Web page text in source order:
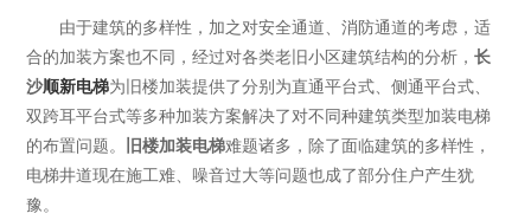
由于建筑的多样性，加之对安全通道、消防通道的考虑，适
合的加装方案也不同，经过对各类老旧小区建筑结构的分析，长
沙顺新电梯为旧楼加装提供了分别为直通平台式、侧通平台式、
双跨耳平台式等多种加装方案解决了对不同种建筑类型加装电梯
的布置问题。
旧楼加装电梯难题诸多，除了面临建筑的多样性，
电梯井道现在施工难、噪音过大等问题也成了部分住户产生犹
豫。